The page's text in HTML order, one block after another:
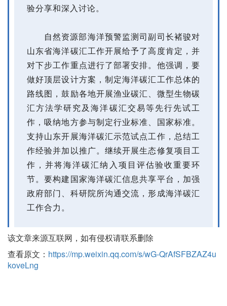
验分享和深入讨论。
自然资源部海洋预警监测司副司长褚骏对
山东省海洋碳汇工作开展给予了高度肯定，并
对下步工作重点进行了部署安排。他强调，要
做好顶层设计方案，制定海洋碳汇工作总体的
路线图，鼓励各地开展渔业碳汇、微型生物碳
汇方法学研究及海洋碳汇交易等先行先试工
作，吸纳地方参与制定行业标准、国家标准。
支持山东开展海洋碳汇示范试点工作，总结工
作经验并加以推广。继续开展生态修复项目工
作，并将海洋碳汇纳入项目评估验收重要环
节。要构建国家海洋碳汇信息共享平台，加强
政府部门、科研院所沟通交流，形成海洋碳汇
工作合力。
该文章来源互联网，如有侵权请联系删除
查看原文： https://mp.weixin.qq.com/s/wG-QrAfSFBZAZ4u
koveLng